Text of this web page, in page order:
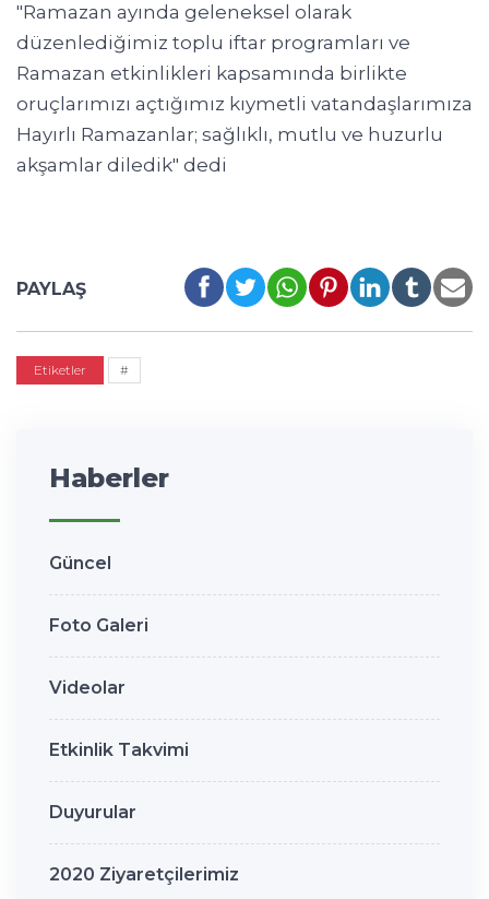
"Ramazan ayında geleneksel olarak
düzenlediğimiz toplu iftar programları ve
Ramazan etkinlikleri kapsamında birlikte
oruçlarımızı açtığımız kıymetli vatandaşlarımıza
Hayırlı Ramazanlar; sağlıklı, mutlu ve huzurlu
akşamlar diledik" dedi
PAYLAŞ
Etiketler #
Haberler
Güncel
Foto Galeri
Videolar
Etkinlik Takvimi
Duyurular
2020 Ziyaretçilerimiz